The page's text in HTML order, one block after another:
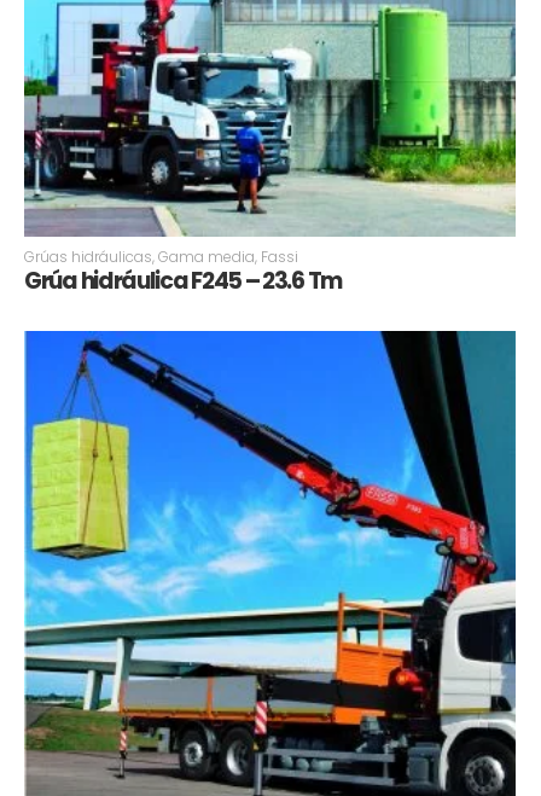
Grúas hidráulicas,Gama media, Fassi
Grúa hidráulica F245 – 23.6 Tm